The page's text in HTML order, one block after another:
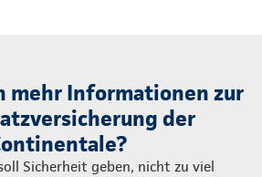
mehr Informationen zur
der
Sicherheit geben, nicht zu viel